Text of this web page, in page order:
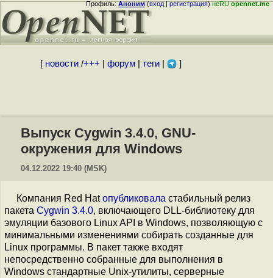
Профиль:Аноним(вход|регистрация)неRUopennet.me
[ новости/+++ форум| теги| ]
Выпуск Cygwin 3.4.0, GNU-
окружения для Windows
04.12.2022 19:40 (MSK)
Компания Red Hatопубликовала стабильный релиз
пакета Cygwin 3.4.0, включающего DLL-библиотеку для
эмуляции базового Linux API в Windows, позволяющую с
минимальными изменениями собирать созданные для
Linux программы. В пакет также входят
непосредственно собранные для выполнения в
Windows стандартные Unix-утилиты, серверные